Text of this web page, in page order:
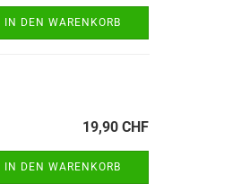
IN DEN WARENKORB
19,90 CHF
IN DEN WARENKORB